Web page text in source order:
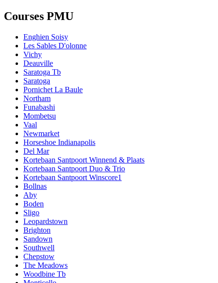
Courses PMU
Enghien Soisy
Les Sables D'olonne
Vichy
Deauville
Saratoga Tb
Saratoga
Pornichet La Baule
Northam
Funabashi
Mombetsu
Vaal
Newmarket
Horseshoe Indianapolis
Del Mar
Kortebaan Santpoort Winnend & Plaats
Kortebaan Santpoort Duo & Trio
Kortebaan Santpoort Winscore1
Bollnas
Aby
Boden
Sligo
Leopardstown
Brighton
Sandown
Southwell
Chepstow
The Meadows
Woodbine Tb